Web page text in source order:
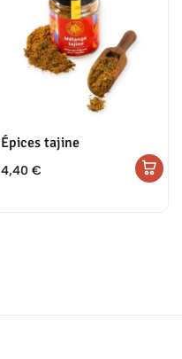
Épices tajine
4,40 €